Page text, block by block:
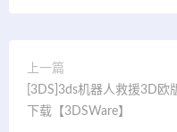
上一篇
[3DS]3ds机器人救援3D欧
下载【3DSWare】